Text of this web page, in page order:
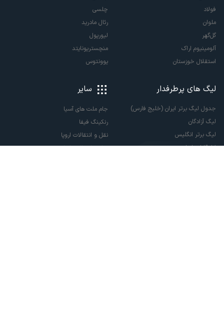
فولاد
ملوان
گل‌گهر
آلومینیوم اراک
استقلال خوزستان
چلسی
رئال مادرید
لیورپول
منچستریونایتد
یوونتوس
لیگ های پرطرفدار
جدول لیگ برتر ایران (خلیج فارس)
لیگ آزادگان
لیگ برتر انگلیس
لالیگا اسپانیا
سایر
جام ملت های آسیا
رنکینگ فیفا
نقل و انتقالات اروپا
نقل و انتقالات ایران